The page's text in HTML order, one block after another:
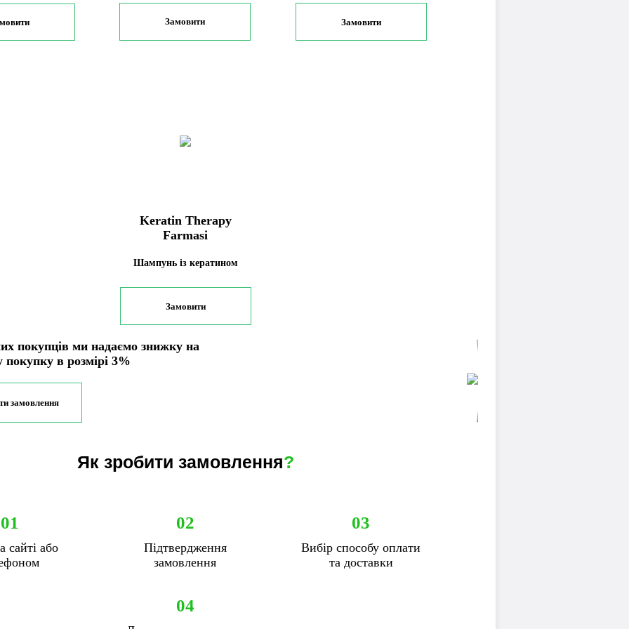
Замовити Замовити
Keratin Therapy
Farmasi
Шампунь із кератином
Замовити
покупців ми надаємо знижку на
покупку в розмірі 3%
замовлення
Як зробити замовлення?
01
сайті або
02
Підтвердження
замовлення
03
Вибір способу оплати
та доставки
04